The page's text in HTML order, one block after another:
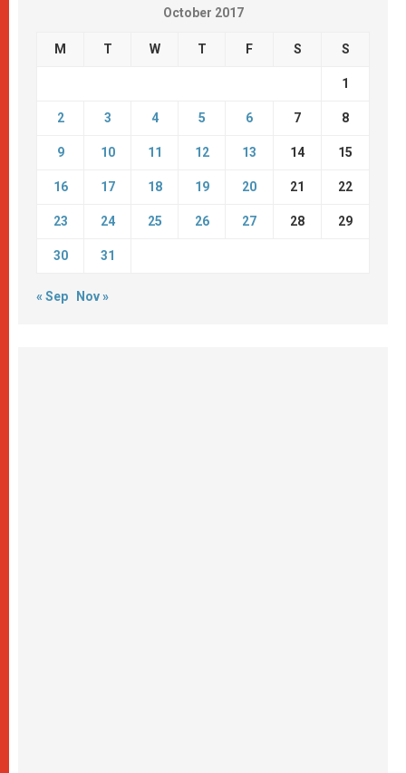
October 2017
M T W T F S S
1
2 3 4 5 6 7 8
9 10 11 12 13 14 15
16 17 18 19 20 21 22
23 24 25 26 27 28 29
30 31
« Sep Nov »